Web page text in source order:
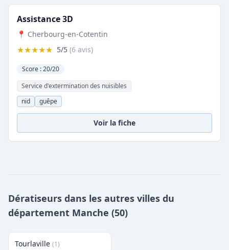
Assistance 3D
📍 Cherbourg-en-Cotentin
★★★★★ 5/5 (6 avis)
Score : 20/20
Service d'extermination des nuisibles
nid
guêpe
Voir la fiche
Dératiseurs dans les autres villes du
département Manche (50)
Tourlaville (1)